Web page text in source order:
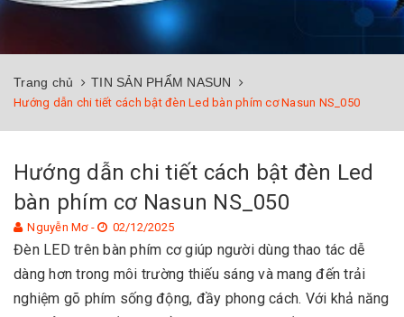
Trang chủ TIN SẢN PHẨM NASUN
Hướng dẫn chi tiết cách bật đèn Led bàn phím cơ Nasun NS_050
Hướng dẫn chi tiết cách bật đèn Led
bàn phím cơ Nasun NS_050
Nguyễn Mơ - 02/12/2025
Đèn LED trên bàn phím cơ giúp người dùng thao tác dễ
dàng hơn trong môi trường thiếu sáng và mang đến trải
nghiệm gõ phím sống động, đầy phong cách. Với khả năng